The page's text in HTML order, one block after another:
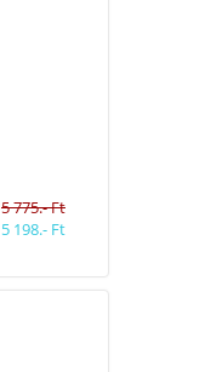
5 775.- Ft
5 198.- Ft